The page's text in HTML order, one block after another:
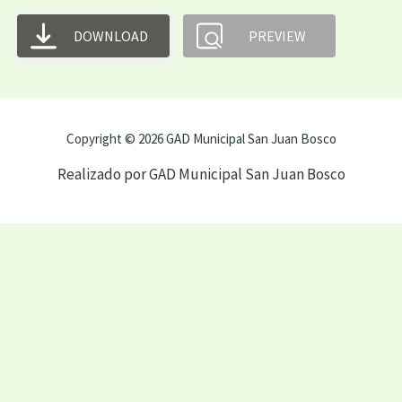
DOWNLOAD PREVIEW
Copyright © 2026 GAD Municipal San Juan Bosco
Realizado por GAD Municipal San Juan Bosco